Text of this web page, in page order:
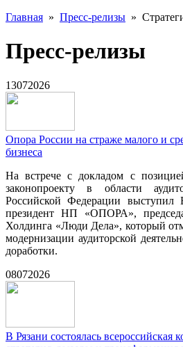
Главная » Пресс-релизы »
Пресс-релизы
13072026
Опора России на страже малого и
бизнеса
На встрече с докладом с
законопроекту в области
Российской Федерации выступил
президент НП «ОПОРА»,
Холдинга «Люди Дела», который
модернизации аудиторской
доработки.
08072026
В Рязани состоялась всероссийская